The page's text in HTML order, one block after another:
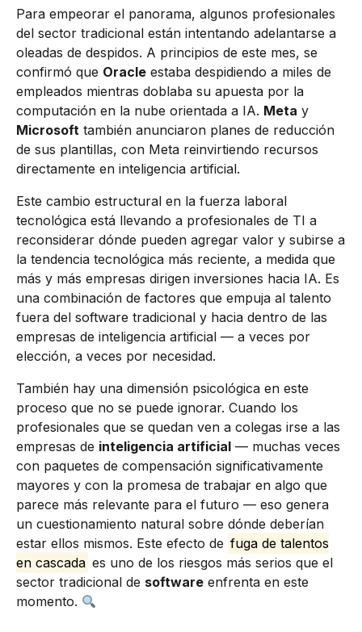
Para empeorar el panorama, algunos profesionales
del sector tradicional están intentando adelantarse a
oleadas de despidos. A principios de este mes, se
confirmó que Oracle estaba despidiendo a miles de
empleados mientras doblaba su apuesta por la
computación en la nube orientada a IA. Meta y
Microsoft también anunciaron planes de reducción
de sus plantillas, con Meta reinvirtiendo recursos
directamente en inteligencia artificial.
Este cambio estructural en la fuerza laboral
tecnológica está llevando a profesionales de TI a
reconsiderar dónde pueden agregar valor y subirse a
la tendencia tecnológica más reciente, a medida que
más y más empresas dirigen inversiones hacia IA. Es
una combinación de factores que empuja al talento
fuera del software tradicional y hacia dentro de las
empresas de inteligencia artificial — a veces por
elección, a veces por necesidad.
También hay una dimensión psicológica en este
proceso que no se puede ignorar. Cuando los
profesionales que se quedan ven a colegas irse a las
empresas de inteligencia artificial — muchas veces
con paquetes de compensación significativamente
mayores y con la promesa de trabajar en algo que
parece más relevante para el futuro — eso genera
un cuestionamiento natural sobre dónde deberían
estar ellos mismos. Este efecto de fuga de talentos
en cascada es uno de los riesgos más serios que el
sector tradicional de software enfrenta en este
momento.